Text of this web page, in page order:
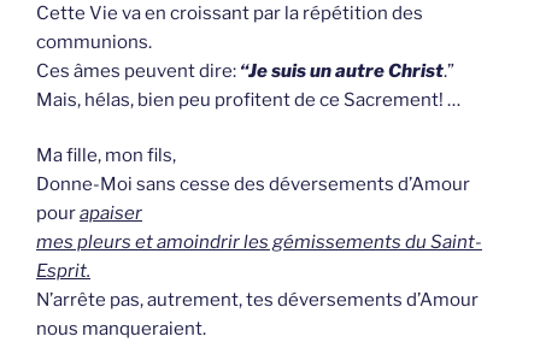
Cette Vie va en croissant par la répétition des
communions.
Ces âmes peuvent dire: “Je suis un autre Christ.”
Mais, hélas, bien peu profitent de ce Sacrement! …
Ma fille, mon fils,
Donne-Moi sans cesse des déversements d’Amour
pourapaiser
mes pleurs et amoindrir les gémissements du Saint-
Esprit.
N’arrête pas, autrement, tes déversements d’Amour
nous manqueraient.